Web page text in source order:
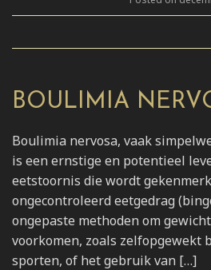
BOULIMIA
Boulimia nervosa, vaak
is een ernstige en potentieel
eetstoornis die wordt
ongecontroleerd eetgedrag
ongepaste methoden om
voorkomen, zoals zelfopgewekt
sporten, of het gebruik van […]